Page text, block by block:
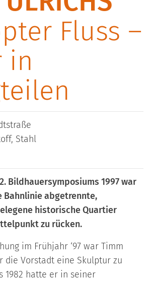
Fluss –
in
Stahl
Bildhauersymposiums 1997 war
Bahnlinie abgetrennte,
historische Quartier
zu rücken.
im Frühjahr ‘97 war Timm
die Vorstadt eine Skulptur zu
1982 hatte er in seiner